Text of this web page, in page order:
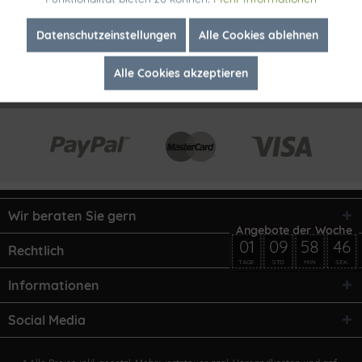
Wir beraten Sie gern
Rechtlich
Informationen
Social Media
Marketing Inaktiv
Datenschutzeinstellungen Alle Cookies ablehnen
Alle Cookies akzeptieren
01
TAGE
09
STD
58
MIN
46
SEK